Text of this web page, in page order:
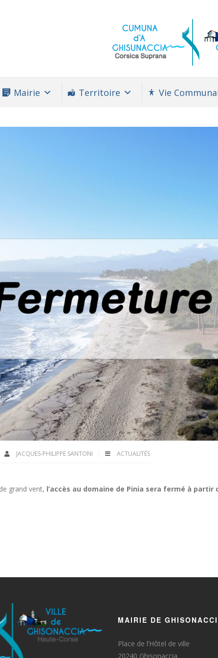
Mairie Territoire Vie
JACQUES-PHILIPPE SANTONI ACTUALITÉS
grand vent, l’accès au domaine de Pinia sera fermé à partir
MAIRIE DE
Place de l’Hôtel de ville
20240 Ghisonaccia